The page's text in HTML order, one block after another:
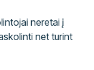
neretai į
net turint